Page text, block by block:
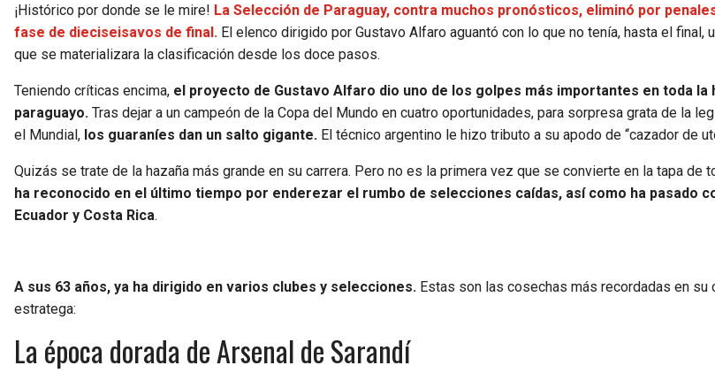
¡Histórico por donde se le mire! La Selección de Paraguay, contra muchos pronósticos, eliminó por
fase de dieciseisavos de final. El elenco dirigido por Gustavo Alfaro aguantó con lo que no tenía, hasta el final,
que se materializara la clasificación desde los doce pasos.
Teniendo críticas encima, el proyecto de Gustavo Alfaro dio uno de los golpes más importantes en toda
paraguayo. Tras dejar a un campeón de la Copa del Mundo en cuatro oportunidades, para sorpresa grata de la
el Mundial, los guaraníes dan un salto gigante. El técnico argentino le hizo tributo a su apodo de “cazador de
Quizás se trate de la hazaña más grande en su carrera. Pero no es la primera vez que se convierte en la tapa de
ha reconocido en el último tiempo por enderezar el rumbo de selecciones caídas, así como ha pasado
Ecuador y Costa Rica.
A sus 63 años, ya ha dirigido en varios clubes y selecciones. Estas son las cosechas más recordadas en su
estratega:
La época dorada de Arsenal de Sarandí